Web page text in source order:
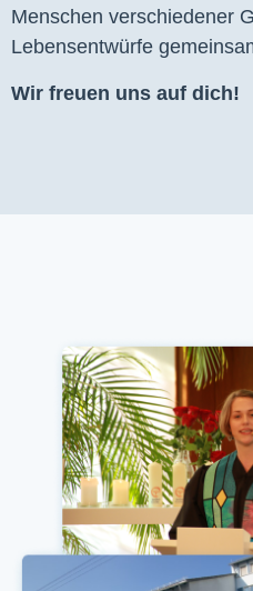
Menschen verschiedener
Lebensentwürfe
Wir freuen uns auf dich!